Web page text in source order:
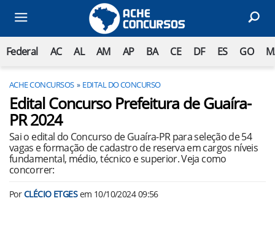
Federal AC AL AM AP BA CE DF ES GO
ACHE CONCURSOS EDITAL DO CONCURSO
Edital Concurso Prefeitura de Guaíra-
PR 2024
Sai o edital do Concurso de Guaíra-PR para seleção de 54
vagas e formação de cadastro de reserva em cargos níveis
fundamental, médio, técnico e superior. Veja como
concorrer:
PorCLÉCIO ETGESem 10/10/2024 09:56